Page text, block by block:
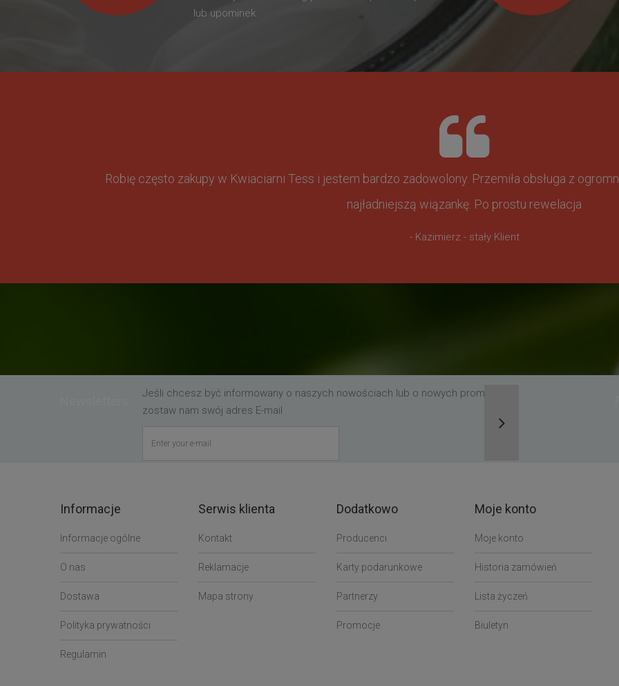
lub upominek.
Robię często zakupy w Kwiaciarni Tess i jestem bardzo zadowolony. Przemiła obsługa z
najładniejszą wiązankę. Po prostu rewelacja
- Kazimierz - stały Klient
Jeśli chcesz być informowany o naszych nowościach lub o nowych promocjach,
zostaw nam swój adres E-mail
Informacje
Informacje ogólne
O nas
Dostawa
Polityka prywatności
Regulamin
Serwis klienta
Kontakt
Reklamacje
Mapa strony
Dodatkowo
Producenci
Karty podarunkowe
Partnerzy
Promocje
Moje konto
Moje konto
Historia zamówień
Lista życzeń
Biuletyn